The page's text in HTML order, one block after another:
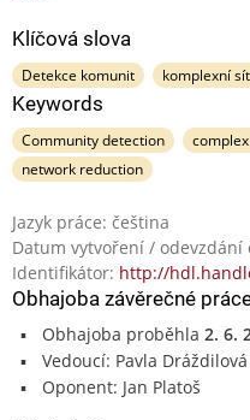
Klíčová slova
Detekce komunit komplexní
Keywords
Community detection
network reduction
Jazyk práce: čeština
Datum vytvoření / odevzdání
Identifikátor: http://
Obhajoba závěrečné
Obhajoba proběhla 2. 6.
Vedoucí: Pavla Dráždilová
Oponent: Jan Platoš